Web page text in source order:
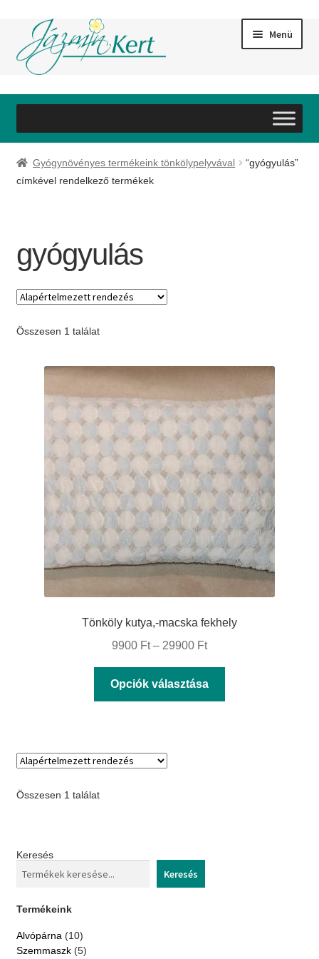
Ugrás
a
navigációhoz
Kilépés
a
tartalomba
Menü
Bemutatkozás
Szolgáltatások
Webáruház
Galéria
Partnereink
Elérhetőség
Gyógynövényes termékeink tönkölypelyvával
“gyógyulás”
címkével rendelkező termékek
gyógyulás
Összesen 1 találat
Tönköly kutya,-macska fekhely
9900 Ft – 29900 FtÁrtartomány:
9900 Ft
-
29900 Ft
Opciók választása
Összesen 1 találat
Keresés
Keresés
Termékeink
Alvópárna 1010
termék
Szemmaszk 55